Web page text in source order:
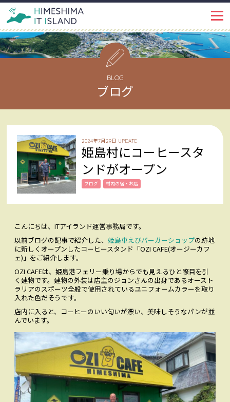
PROJECT IT ISLANDとは
イベント・トピックス
姫島ではたらく
インタビュー
LIFE 姫島で暮らす
ABOUT 姫島を知る
CONTACT お問い合わせ
Facebook Facebookでみる
ACCESS
BLOG
ブログ
2024年7月29日 UPDATE
姫島村にコーヒースタ
ンドがオープン
ブログ 村内の宿・お店
こんにちは、ITアイランド運営事務局です。
以前ブログの記事で紹介した、姫島車えびバーガーショップの跡地
に新しくオープンしたコーヒースタンド「OZI CAFE(オージーカフ
ェ)」をご紹介します。
OZI CAFEは、姫島港フェリー乗り場からでも見えるひと際目を引
く建物です。建物の外装は店主のジョンさんの出身であるオースト
ラリアのスポーツ全般で使用されているユニフォームカラーを取り
入れた色だそうです。
店内に入ると、コーヒーのいい匂いが漂い、美味しそうなパンが並
んでいます。